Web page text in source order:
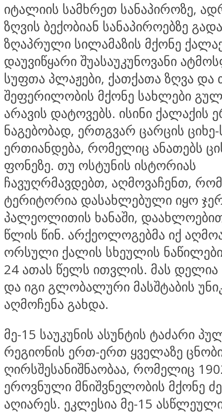
იტალიის სამხრეთ სანაპიროზე,
ზღვის ბექობიან სანაპიროებზე
ზღაპრული სილამაზის მქონე
დაუვიწყარი შუასაუკუნოვანი
სუფთა პლაჟები, ქათქათა ზღვა
შეფერილობის მქონე სახლები
არავის დატოვებს. ისინი ქალაქის
ნაგებობად, ერთგვარ ცარცის
ერთიანდება, რომელიც ანათებს
ფონეზე. თუ ოსტუნის ისტორიას
ჩავუღრმავდებთ, აღმოვაჩენთ,
ტერიტორია დასახლებული იყო
პალეოლითის ხანაში,
წლის წინ. არქეოლოგებმა იქ
ორსული ქალის სხეულის
24 ათას წელს ითვლის. მას დელია
და იგი გლობალური მასშტაბის
აღმოჩენა გახდა.
მე-15 საუკუნის ასუნტის ტაძარი
რეგიონის ერთ-ერთ ყველაზე
ღირსშესანიშნაობაა, რომელიც
ეროვნული მნიშვნელობის მქონე
აღიარეს. ეკლესია მე-15